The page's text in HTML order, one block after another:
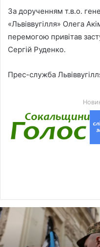
За дорученням т.в.о.
«Львіввугілля» Олега
перемогою привітав
Сергій Руденко.
Прес-служба